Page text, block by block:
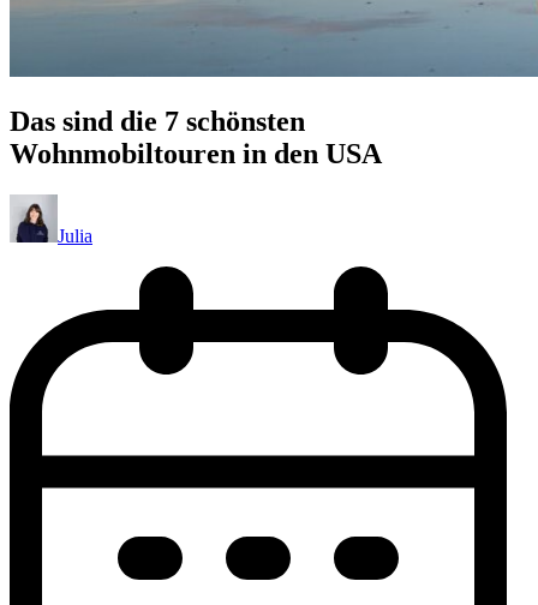
Das sind die 7 schönsten
Wohnmobiltouren in den USA
Julia